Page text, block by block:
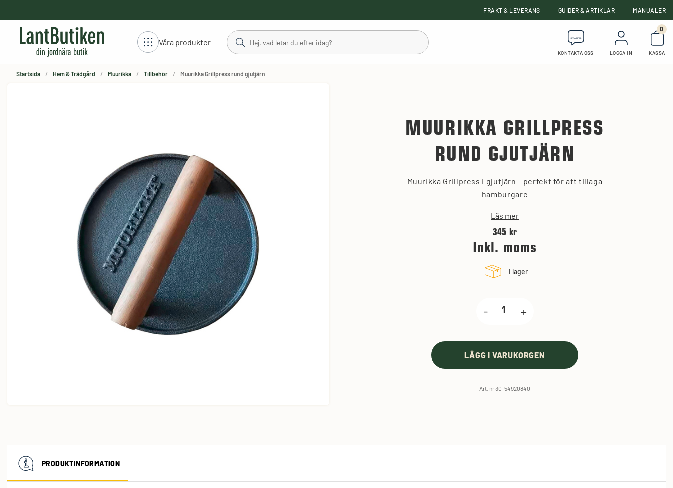
FRAKT & LEVERANS GUIDER & ARTIKLAR MANUALER
Våra produkter
KONTAKTA OSS LOGGA IN
0
KASSA
Startsida Hem & Trädgård Muurikka Tillbehör Muurikka Grillpress rund gjutjärn
MUURIKKA GRILLPRESS
RUND GJUTJÄRN
Muurikka Grillpress i gjutjärn - perfekt för att tillaga
hamburgare
Läs mer
345 kr
Inkl. moms
I lager
- +
LÄGG I VARUKORGEN
Art. nr 30-54920840
PRODUKTINFORMATION